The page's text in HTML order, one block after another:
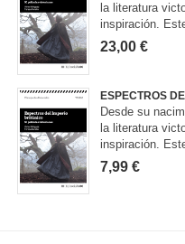
la literatura
inspiración.
23,00 €
ESPECTROS
Desde su
la literatura
inspiración.
7,99 €